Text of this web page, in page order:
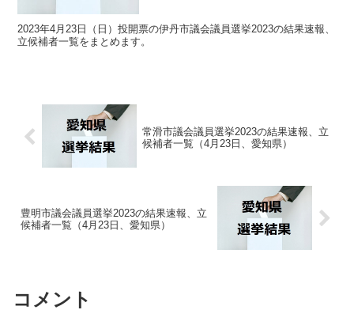
2023年4月23日（日）投開票の伊丹市議会議員選挙2023の結果速報、
立候補者一覧をまとめます。
常滑市議会議員選挙2023の結果速報、立
候補者一覧（4月23日、愛知県）
豊明市議会議員選挙2023の結果速報、立
候補者一覧（4月23日、愛知県）
コメント